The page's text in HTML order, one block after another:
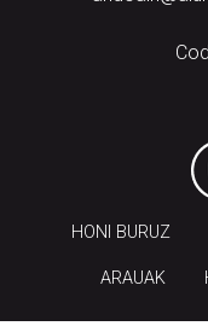
HONI BURUZ
ARAUAK